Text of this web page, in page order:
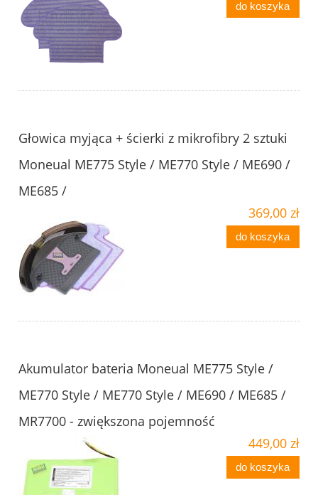
do koszyka
Głowica myjąca + ścierki z mikrofibry 2 sztuki
Moneual ME775 Style / ME770 Style / ME690 /
ME685 /
369,00 zł
do koszyka
Akumulator bateria Moneual ME775 Style /
ME770 Style / ME770 Style / ME690 / ME685 /
MR7700 - zwiększona pojemność
449,00 zł
do koszyka